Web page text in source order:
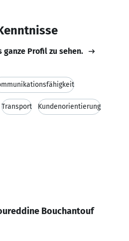
ganze Profil zu sehen.
Transport Kundenorientierung
Bouchantouf